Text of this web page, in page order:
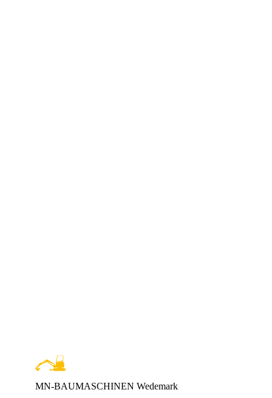
MN-BAUMASCHINEN Wedemark